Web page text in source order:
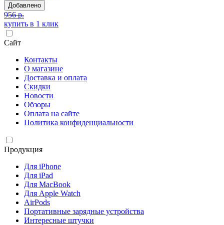
Добавлено
956 р.
купить в 1 клик
Сайт
Контакты
О магазине
Доставка и оплата
Скидки
Новости
Обзоры
Оплата на сайте
Политика конфиденциальности
Продукция
Для iPhone
Для iPad
Для MacBook
Для Apple Watch
AirPods
Портативные зарядные устройства
Интересные штучки